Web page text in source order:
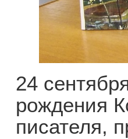
24
рождения
писателя,